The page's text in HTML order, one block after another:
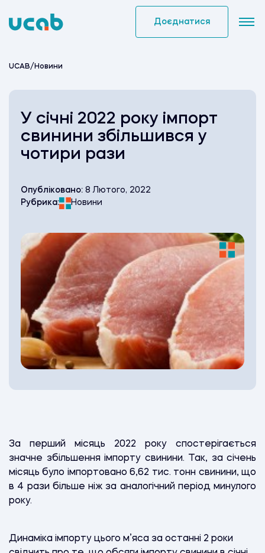
to
Доєднатися
UCAB/ Новини
У січні 2022 року імпорт
свинини збільшився у
чотири рази
Опубліковано: 8 Лютого, 2022
Рубрика:
Новини
За перший місяць 2022 року спостерігається
значне збільшення імпорту свинини. Так, за січень
місяць було імпортовано 6,62 тис. тонн свинини, що
в 4 рази більше ніж за аналогічний період минулого
року.
Динаміка імпорту цього м’яса за останні 2 роки